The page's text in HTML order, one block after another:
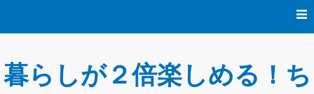
ツ
へ
暮らしが２倍楽しめる！ち